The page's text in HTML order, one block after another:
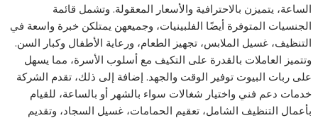
الساعة، يتميزن بالاحترافية والأسعار المعقولة. وتشمل قائمة
الجنسيات المتوفرة أيضًا الفلبينيات، وجميعهن يمتلكن خبرة واسعة في
التنظيف، غسيل الملابس، تجهيز الطعام، ورعاية الأطفال وكبار السن.
وتتميز العاملات بالقدرة على التكيف مع أسلوب الأسرة، مما يسهل
على ربات البيوت توفير الوقت والجهد. إضافة إلى ذلك، تقدم الشركة
خدمات دعم فني واختيار شغالات سواء بالشهر أو بالساعة، للقيام
بأعمال التنظيف الشامل، تعقيم الحمامات، غسيل السجاد، وتقديم